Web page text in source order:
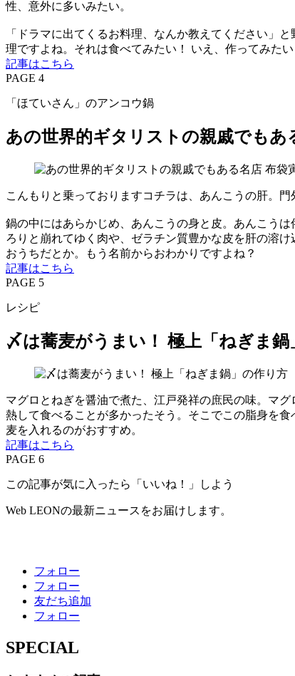
性、意外に多いみたい。
「ドラマに出てくるお料理、なんか教えてください」
理ですよね。それは食べてみたい！ いえ、作ってみたい
記事はこちら
PAGE 4
「ほていさん」のアンコウ鍋
あの世界的ギタリストの親戚でもあ
こんもりと乗っておりますコチラは、あんこうの肝。
鍋の中にはあらかじめ、あんこうの身と皮。あんこう
ろりと崩れてゆく肉や、ゼラチン質豊かな皮を肝の溶
おうちだとか。もう名前からおわかりですよね？
記事はこちら
PAGE 5
レシピ
〆は蕎麦がうまい！ 極上「ねぎま鍋
マグロとねぎを醤油で煮た、江戸発祥の庶民の味。マ
熱して食べることが多かったそう。そこでこの脂身を
麦を入れるのがおすすめ。
記事はこちら
PAGE 6
この記事が気に入ったら「いいね！」しよう
Web LEONの最新ニュースをお届けします。
フォロー
フォロー
友だち追加
フォロー
SPECIAL